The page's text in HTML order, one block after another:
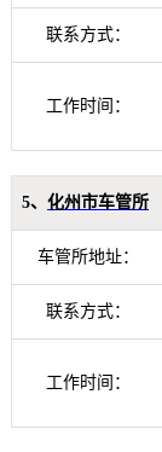
联系方式：
工作时间：
5、 化州市车管所
车管所地址：
联系方式：
工作时间：